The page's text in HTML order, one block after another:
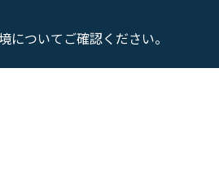
ついてご確認ください。